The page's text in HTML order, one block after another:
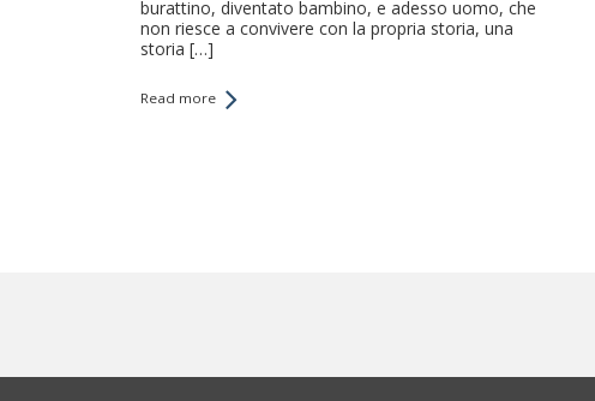
burattino, diventato bambino, e adesso uomo, che
non riesce a convivere con la propria storia, una
storia […]
Read more